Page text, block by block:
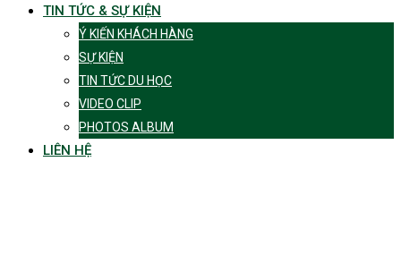
TIN TỨC & SỰ KIỆN
Ý KIẾN KHÁCH HÀNG
SỰ KIỆN
TIN TỨC DU HỌC
VIDEO CLIP
PHOTOS ALBUM
LIÊN HỆ